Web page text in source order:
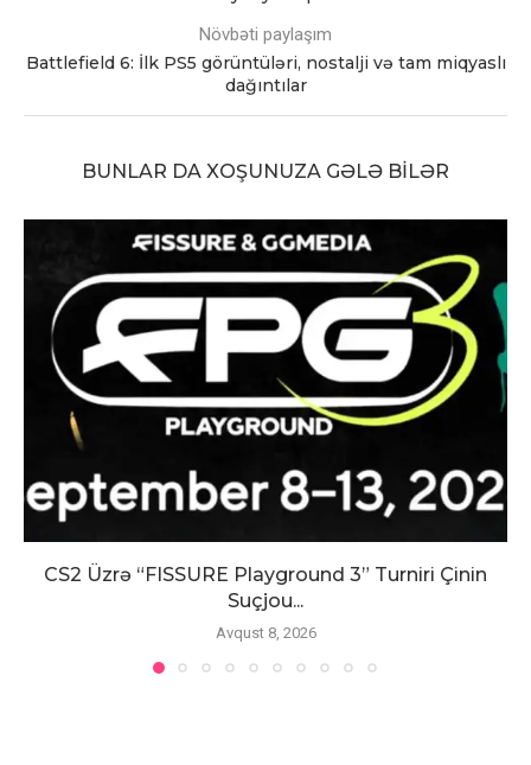
Növbəti paylaşım
Battlefield 6: İlk PS5 görüntüləri, nostalji və tam miqyaslı
dağıntılar
BUNLAR DA XOŞUNUZA GƏLƏ BILƏR
CS2 Üzrə “FISSURE Playground 3” Turniri Çinin
Suçjou...
Avqust 8, 2026